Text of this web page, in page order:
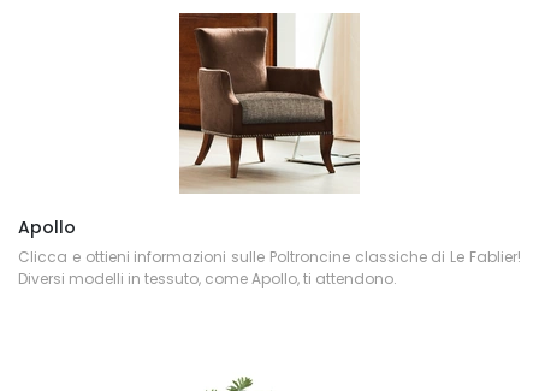
Apollo
Clicca e ottieni informazioni sulle Poltroncine classiche di Le Fablier!
Diversi modelli in tessuto, come Apollo, ti attendono.